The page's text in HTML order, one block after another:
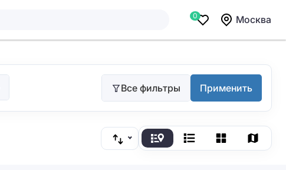
0 Москва
Все фильтры Применить